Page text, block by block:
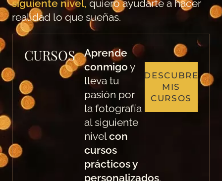
siguiente nivel, quiero ayudarte a hacer
realidad lo que sueñas.
CURSOS
Aprende
conmigo y
lleva tu
pasión por
la fotografía
al siguiente
nivelcon
cursos
prácticos y
personalizados.
DESCUBRE
MIS
CURSOS